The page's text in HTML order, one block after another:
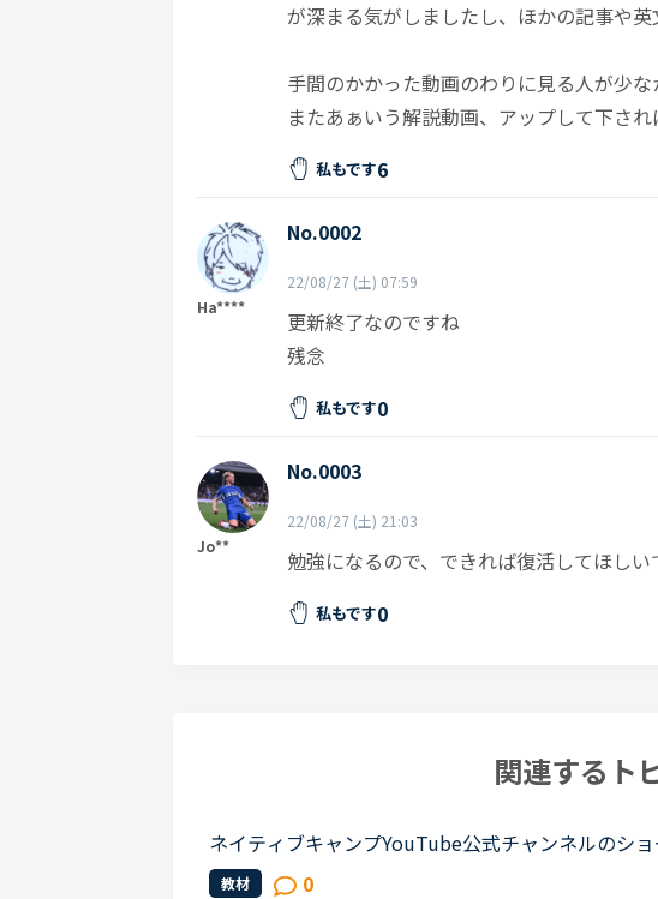
が深まる気がしましたし、ほかの記事や
手間のかかった動画のわりに見る人が少
またあぁいう解説動画、アップして下され
私もです6
Ha****
No.0002
22/08/27 (土) 07:59
更新終了なのですね
残念
私もです0
Jo**
No.0003
22/08/27 (土) 21:03
勉強になるので、できれば復活してほしい
私もです0
関連するト
ネイティブキャンプYouTube公式チャンネルのショ
教材 0